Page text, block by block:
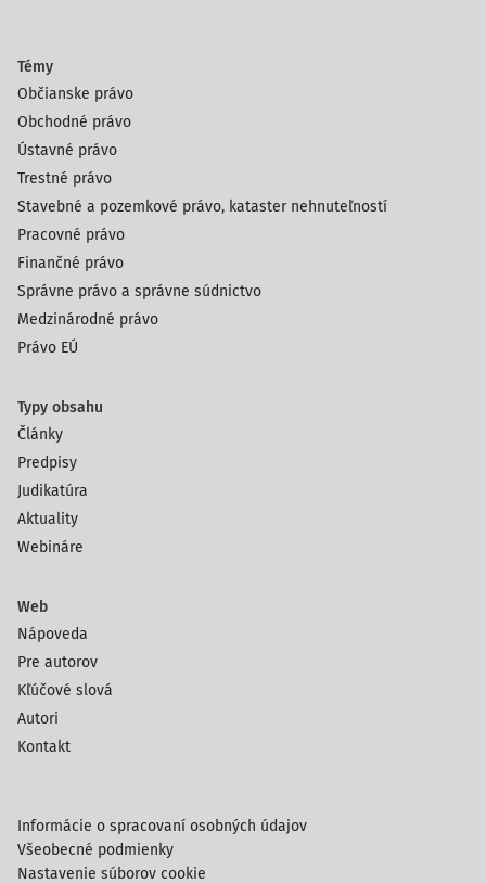
Témy
Občianske právo
Obchodné právo
Ústavné právo
Trestné právo
Stavebné a pozemkové právo, kataster nehnuteľností
Pracovné právo
Finančné právo
Správne právo a správne súdnictvo
Medzinárodné právo
Právo EÚ
Typy obsahu
Články
Predpisy
Judikatúra
Aktuality
Webináre
Web
Nápoveda
Pre autorov
Kľúčové slová
Autori
Kontakt
Informácie o spracovaní osobných údajov
Všeobecné podmienky
Nastavenie súborov cookie